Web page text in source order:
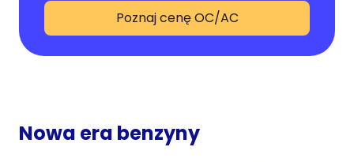
Poznaj cenę OC/AC
Nowa era benzyny